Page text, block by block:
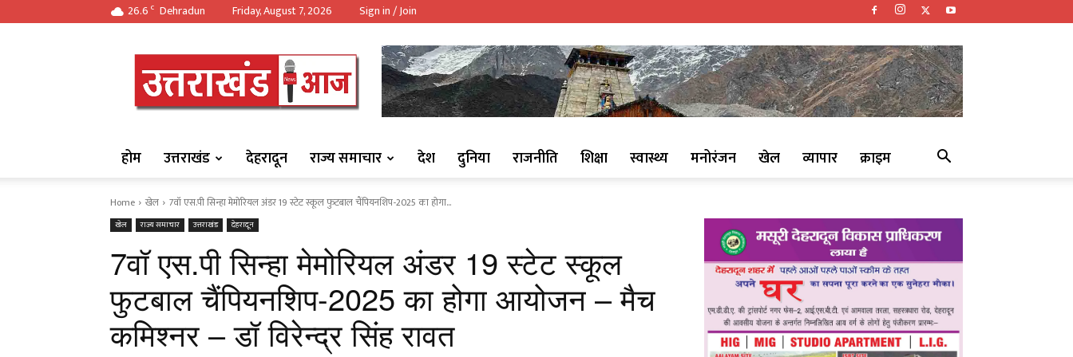
26.6 C Dehradun Friday, August 7, 2026 Sign in / Join
https://uttarakhandaaj.com/
होम उत्तराखंड देहरादून राज्य समाचार देश दुनिया राजनीति शिक्षा स्वास्थ्य मनोरंजन खेल व्यापार क्राइम
Home खेल 7वॉ एस.पी सिन्हा मेमोरियल अंडर 19 स्टेट स्कूल फुटबाल चैंपियनशिप-2025 का होगा...
खेल राज्य समाचार उत्तराखंड देहरादून
7वॉ एस.पी सिन्हा मेमोरियल अंडर 19 स्टेट स्कूल
फुटबाल चैंपियनशिप-2025 का होगा आयोजन – मैच
कमिश्नर – डॉ विरेन्द्र सिंह रावत